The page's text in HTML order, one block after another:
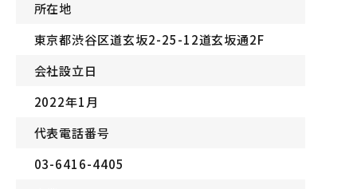
所在地
東京都渋谷区道玄坂2-25-12道玄坂通2F
会社設立日
2022年1月
代表電話番号
03-6416-4405